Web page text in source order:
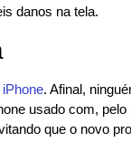
danos na tela.
. Afinal,
usado com,
que o novo